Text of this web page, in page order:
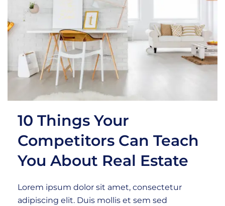
10 Things Your
Competitors Can Teach
You About Real Estate
Lorem ipsum dolor sit amet, consectetur
adipiscing elit. Duis mollis et sem sed